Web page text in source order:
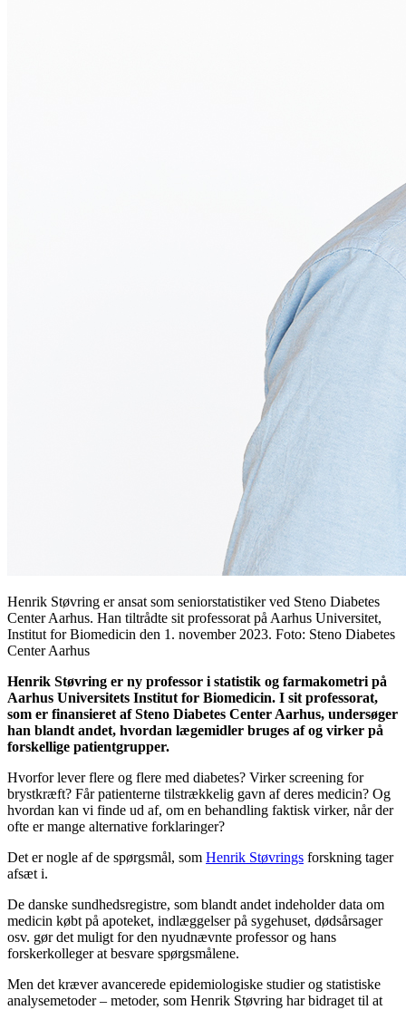
Henrik Støvring er ansat som seniorstatistiker ved Steno Diabetes
Center Aarhus. Han tiltrådte sit professorat på Aarhus Universitet,
Institut for Biomedicin den 1. november 2023. Foto: Steno Diabetes
Center Aarhus
Henrik Støvring er ny professor i statistik og farmakometri på
Aarhus Universitets Institut for Biomedicin. I sit professorat,
som er finansieret af Steno Diabetes Center Aarhus, undersøger
han blandt andet, hvordan lægemidler bruges af og virker på
forskellige patientgrupper.
Hvorfor lever flere og flere med diabetes? Virker screening for
brystkræft? Får patienterne tilstrækkelig gavn af deres medicin? Og
hvordan kan vi finde ud af, om en behandling faktisk virker, når der
ofte er mange alternative forklaringer?
Det er nogle af de spørgsmål, som Henrik Støvrings forskning tager
afsæt i.
De danske sundhedsregistre, som blandt andet indeholder data om
medicin købt på apoteket, indlæggelser på sygehuset, dødsårsager
osv. gør det muligt for den nyudnævnte professor og hans
forskerkolleger at besvare spørgsmålene.
Men det kræver avancerede epidemiologiske studier og statistiske
analysemetoder – metoder, som Henrik Støvring har bidraget til at